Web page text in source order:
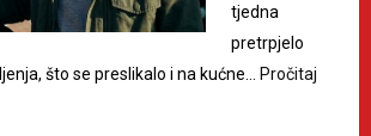
tjedna
pretrpjelo
što se preslikalo i na kućne…
Pročitaj